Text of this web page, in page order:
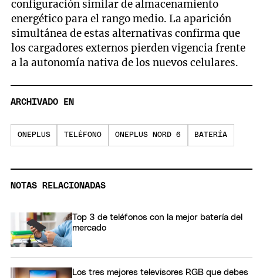
configuración similar de almacenamiento
energético para el rango medio. La aparición
simultánea de estas alternativas confirma que
los cargadores externos pierden vigencia frente
a la autonomía nativa de los nuevos celulares.
ARCHIVADO EN
ONEPLUS TELÉFONO ONEPLUS NORD 6 BATERÍA
NOTAS RELACIONADAS
Top 3 de teléfonos con la mejor batería del
mercado
Los tres mejores televisores RGB que debes